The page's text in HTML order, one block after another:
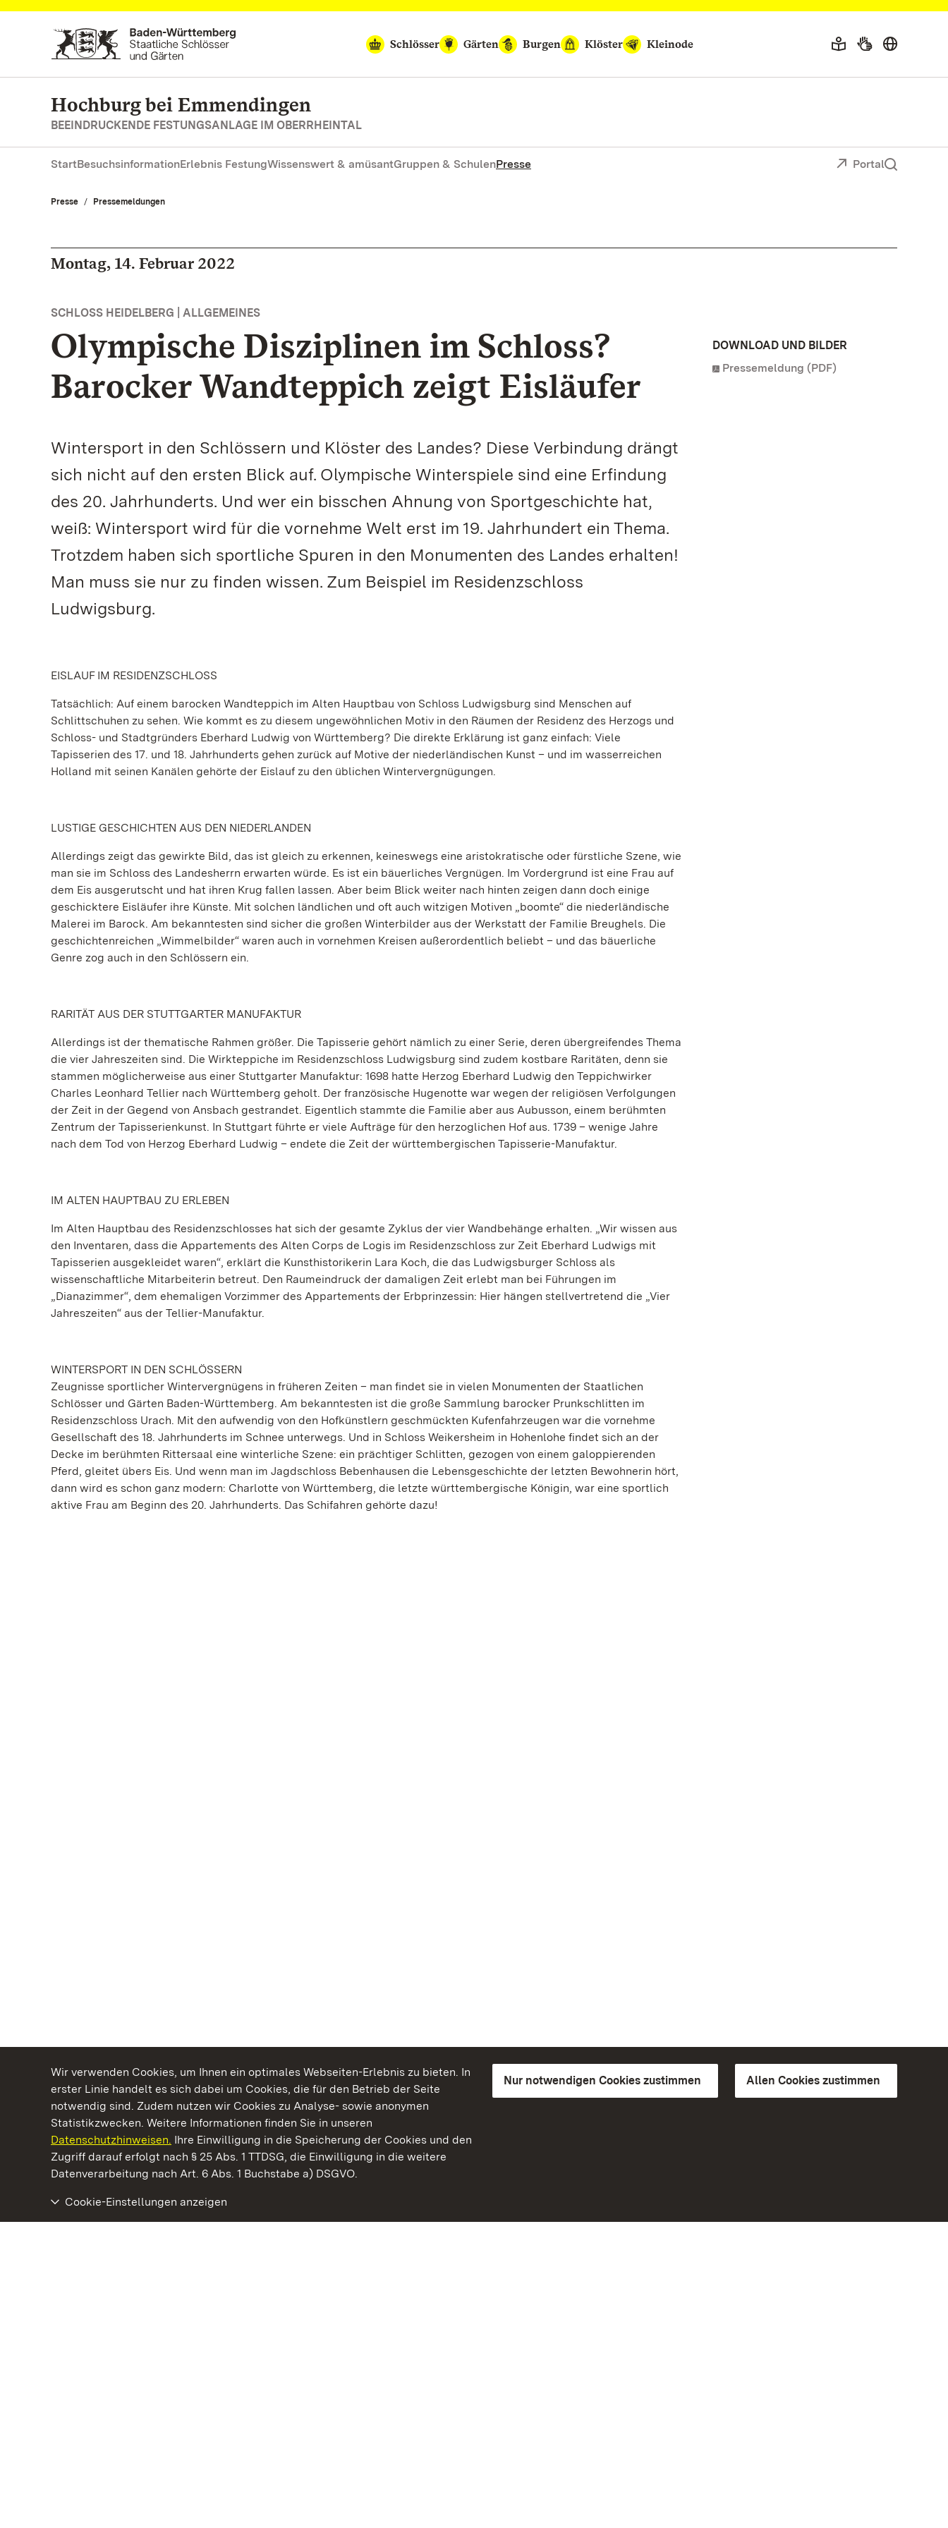
Wir verwenden Cookies, um Ihnen ein optimales Webseiten-Erlebnis zu bieten. In
erster Linie handelt es sich dabei um Cookies, die für den Betrieb der Seite
notwendig sind. Zudem nutzen wir Cookies zu Analyse- sowie anonymen
Statistikzwecken. Weitere Informationen finden Sie in unseren
Datenschutzhinweisen. Ihre Einwilligung in die Speicherung der Cookies und den
Zugriff darauf erfolgt nach § 25 Abs. 1 TTDSG, die Einwilligung in die weitere
Datenverarbeitung nach Art. 6 Abs. 1 Buchstabe a) DSGVO.
Nur notwendigen Cookies zustimmen Allen Cookies zustimmen
Cookie-Einstellungen anzeigen
Zum Hauptinhalt springen
Schlösser
Gärten Burgen Klöster Kleinode
Hochburg bei Emmendingen
BEEINDRUCKENDE FESTUNGSANLAGE IM OBERRHEINTAL
StartBesuchsinformationErlebnis FestungWissenswert & amüsantGruppen & SchulenPresse Portal
Presse Pressemeldungen
Montag, 14. Februar 2022
SCHLOSS HEIDELBERG | ALLGEMEINES
Olympische Disziplinen im Schloss?
Barocker Wandteppich zeigt Eisläufer
Wintersport in den Schlössern und Klöster des Landes? Diese Verbindung drängt
sich nicht auf den ersten Blick auf. Olympische Winterspiele sind eine Erfindung
des 20. Jahrhunderts. Und wer ein bisschen Ahnung von Sportgeschichte hat,
weiß: Wintersport wird für die vornehme Welt erst im 19. Jahrhundert ein Thema.
Trotzdem haben sich sportliche Spuren in den Monumenten des Landes erhalten!
Man muss sie nur zu finden wissen. Zum Beispiel im Residenzschloss
Ludwigsburg.
EISLAUF IM RESIDENZSCHLOSS
Tatsächlich: Auf einem barocken Wandteppich im Alten Hauptbau von Schloss Ludwigsburg sind Menschen auf
Schlittschuhen zu sehen. Wie kommt es zu diesem ungewöhnlichen Motiv in den Räumen der Residenz des Herzogs und
Schloss- und Stadtgründers Eberhard Ludwig von Württemberg? Die direkte Erklärung ist ganz einfach: Viele
Tapisserien des 17. und 18. Jahrhunderts gehen zurück auf Motive der niederländischen Kunst – und im wasserreichen
Holland mit seinen Kanälen gehörte der Eislauf zu den üblichen Wintervergnügungen.
LUSTIGE GESCHICHTEN AUS DEN NIEDERLANDEN
Allerdings zeigt das gewirkte Bild, das ist gleich zu erkennen, keineswegs eine aristokratische oder fürstliche Szene, wie
man sie im Schloss des Landesherrn erwarten würde. Es ist ein bäuerliches Vergnügen. Im Vordergrund ist eine Frau auf
dem Eis ausgerutscht und hat ihren Krug fallen lassen. Aber beim Blick weiter nach hinten zeigen dann doch einige
geschicktere Eisläufer ihre Künste. Mit solchen ländlichen und oft auch witzigen Motiven „boomte“ die niederländische
Malerei im Barock. Am bekanntesten sind sicher die großen Winterbilder aus der Werkstatt der Familie Breughels. Die
geschichtenreichen „Wimmelbilder“ waren auch in vornehmen Kreisen außerordentlich beliebt – und das bäuerliche
Genre zog auch in den Schlössern ein.
RARITÄT AUS DER STUTTGARTER MANUFAKTUR
Allerdings ist der thematische Rahmen größer. Die Tapisserie gehört nämlich zu einer Serie, deren übergreifendes Thema
die vier Jahreszeiten sind. Die Wirkteppiche im Residenzschloss Ludwigsburg sind zudem kostbare Raritäten, denn sie
stammen möglicherweise aus einer Stuttgarter Manufaktur: 1698 hatte Herzog Eberhard Ludwig den Teppichwirker
Charles Leonhard Tellier nach Württemberg geholt. Der französische Hugenotte war wegen der religiösen Verfolgungen
der Zeit in der Gegend von Ansbach gestrandet. Eigentlich stammte die Familie aber aus Aubusson, einem berühmten
Zentrum der Tapisserienkunst. In Stuttgart führte er viele Aufträge für den herzoglichen Hof aus. 1739 – wenige Jahre
nach dem Tod von Herzog Eberhard Ludwig – endete die Zeit der württembergischen Tapisserie-Manufaktur.
IM ALTEN HAUPTBAU ZU ERLEBEN
Im Alten Hauptbau des Residenzschlosses hat sich der gesamte Zyklus der vier Wandbehänge erhalten. „Wir wissen aus
den Inventaren, dass die Appartements des Alten Corps de Logis im Residenzschloss zur Zeit Eberhard Ludwigs mit
Tapisserien ausgekleidet waren“, erklärt die Kunsthistorikerin Lara Koch, die das Ludwigsburger Schloss als
wissenschaftliche Mitarbeiterin betreut. Den Raumeindruck der damaligen Zeit erlebt man bei Führungen im
„Dianazimmer“, dem ehemaligen Vorzimmer des Appartements der Erbprinzessin: Hier hängen stellvertretend die „Vier
Jahreszeiten“ aus der Tellier-Manufaktur.
WINTERSPORT IN DEN SCHLÖSSERN
Zeugnisse sportlicher Wintervergnügens in früheren Zeiten – man findet sie in vielen Monumenten der Staatlichen
Schlösser und Gärten Baden-Württemberg. Am bekanntesten ist die große Sammlung barocker Prunkschlitten im
Residenzschloss Urach. Mit den aufwendig von den Hofkünstlern geschmückten Kufenfahrzeugen war die vornehme
Gesellschaft des 18. Jahrhunderts im Schnee unterwegs. Und in Schloss Weikersheim in Hohenlohe findet sich an der
Decke im berühmten Rittersaal eine winterliche Szene: ein prächtiger Schlitten, gezogen von einem galoppierenden
Pferd, gleitet übers Eis. Und wenn man im Jagdschloss Bebenhausen die Lebensgeschichte der letzten Bewohnerin hört,
dann wird es schon ganz modern: Charlotte von Württemberg, die letzte württembergische Königin, war eine sportlich
aktive Frau am Beginn des 20. Jahrhunderts. Das Schifahren gehörte dazu!
DOWNLOAD UND BILDER
Pressemeldung (PDF)
Kommen. Staunen. Genießen.